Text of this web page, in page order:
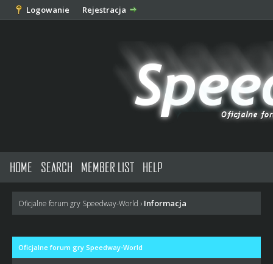
Logowanie Rejestracja
HOME SEARCH MEMBER LIST HELP
Oficjalne forum gry Speedway-World › Informacja
Oficjalne forum gry Speedway-World